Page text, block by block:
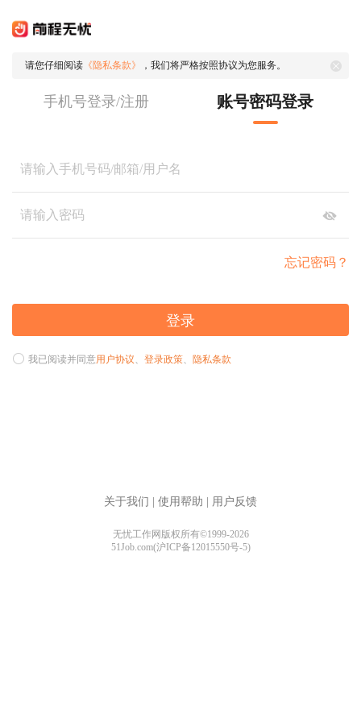
请您仔细阅读 《隐私条款》 ，我们将严格按照协议为您服务。
手机号登录/注册 账号密码登录
忘记密码？
登录
我已阅读并同意用户协议、 登录政策、 隐私条款
关于我们 使用帮助 用户反馈
无忧工作网版权所有©1999-2026
51Job.com(沪ICP备12015550号-5)